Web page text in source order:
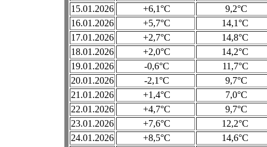
15.01.2026
+6,1°C
9,2°C
16.01.2026
+5,7°C
14,1°C
17.01.2026
+2,7°C
14,8°C
18.01.2026
+2,0°C
14,2°C
19.01.2026
-0,6°C
11,7°C
20.01.2026
-2,1°C
9,7°C
21.01.2026
+1,4°C
7,0°C
22.01.2026
+4,7°C
9,7°C
23.01.2026
+7,6°C
12,2°C
24.01.2026
+8,5°C
14,6°C